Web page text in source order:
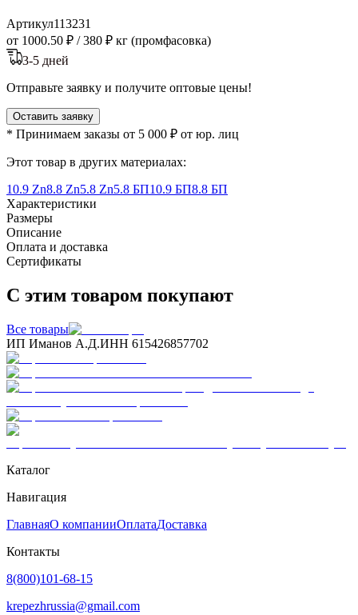
Артикул113231
от 1000.50 ₽ /380 ₽ кг (промфасовка)
3-5 дней
Отправьте заявку и получите оптовые цены!
Оставить заявку
* Принимаем заказы от 5 000 ₽ от юр. лиц
Этот товар в других материалах:
10.9 Zn8.8 Zn5.8 Zn5.8 БП10.9 БП8.8 БП
Характеристики
Размеры
Описание
Оплата и доставка
Сертификаты
С этим товаром покупают
Все товары
ИП Иманов А.Д.ИНН 615426857702
Каталог
Навигация
ГлавнаяО компанииОплатаДоставка
Контакты
8(800)101-68-15
krepezhrussia@gmail.com